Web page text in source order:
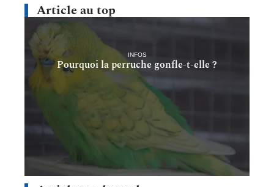
Article au top
INFOS
Pourquoi la perruche gonfle-t-elle ?